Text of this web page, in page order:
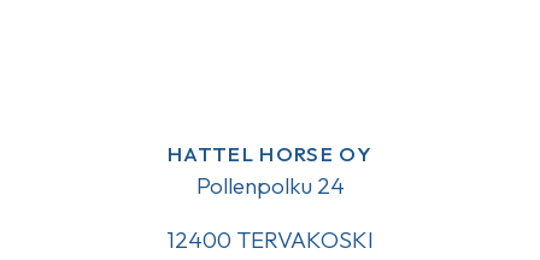
HATTEL HORSE OY
Pollenpolku 24
12400 TERVAKOSKI